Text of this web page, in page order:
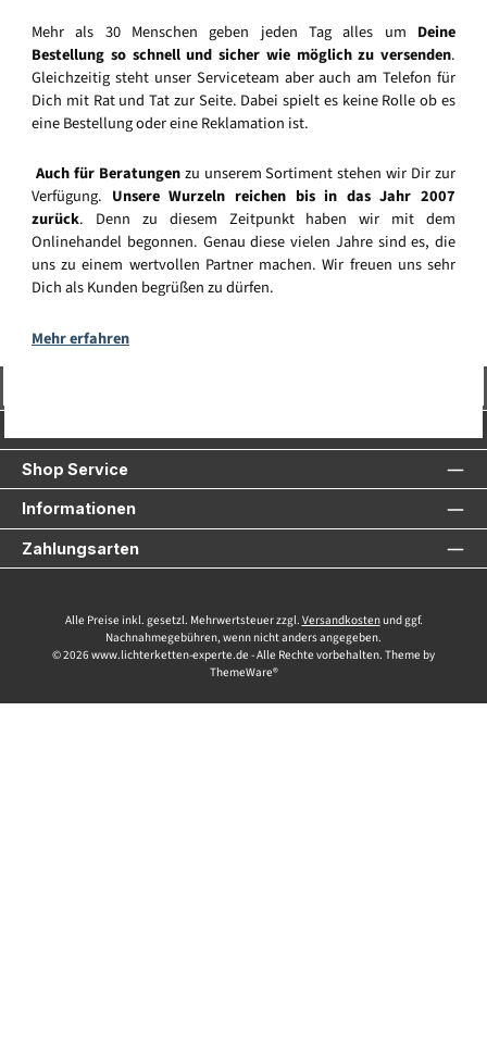
Mehr als 30 Menschen geben jeden Tag alles um Deine
Bestellung so schnell und sicher wie möglich zu versenden.
Gleichzeitig steht unser Serviceteam aber auch am Telefon für
Dich mit Rat und Tat zur Seite. Dabei spielt es keine Rolle ob es
eine Bestellung oder eine Reklamation ist.
Auch für Beratungenzu unserem Sortiment stehen wir Dir zur
Verfügung. Unsere Wurzeln reichen bis in das Jahr 2007
zurück. Denn zu diesem Zeitpunkt haben wir mit dem
Onlinehandel begonnen. Genau diese vielen Jahre sind es, die
uns zu einem wertvollen Partner machen. Wir freuen uns sehr
Dich als Kunden begrüßen zu dürfen.
Mehr erfahren
Shop Service
Informationen
Zahlungsarten
Alle Preise inkl. gesetzl. Mehrwertsteuer zzgl. Versandkostenund ggf.
Nachnahmegebühren, wenn nicht anders angegeben.
© 2026 www.lichterketten-experte.de - Alle Rechte vorbehalten. Theme by
ThemeWare®